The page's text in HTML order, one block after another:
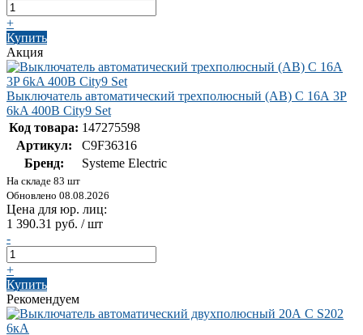
+
Купить
Акция
Выключатель автоматический трехполюсный (АВ) С 16А 3P
6kA 400В City9 Set
Код товара: 147275598
Артикул:
C9F36316
Бренд:
Systeme Electric
На складе 83 шт
Обновлено 08.08.2026
Цена для юр. лиц:
1 390.31 руб. / шт
-
+
Купить
Рекомендуем